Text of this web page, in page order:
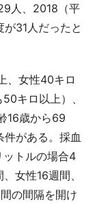
人、2018（平
31人だったと
、女性40キロ
キロ以上）、
16歳から69
がある。採血
ットルの場合4
女性16週間、
の間隔を開け